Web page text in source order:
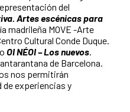
del
Artes escénicaspara
madrileña MOVE ­-Arte
Cultural Conde Duque.
OI NÉOI – Los nuevos.
de Barcelona.
nos permitirán
de experiencias y